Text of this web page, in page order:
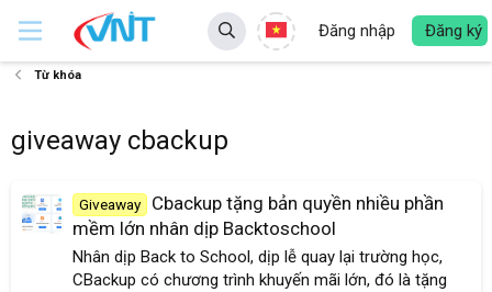
Đăng nhập Đăng ký
Từ khóa
giveaway cbackup
Giveaway
Cbackup tặng bản quyền nhiều phần
mềm lớn nhân dịp Backtoschool
Nhân dịp Back to School, dịp lễ quay lại trường học,
CBackup có chương trình khuyến mãi lớn, đó là tặng